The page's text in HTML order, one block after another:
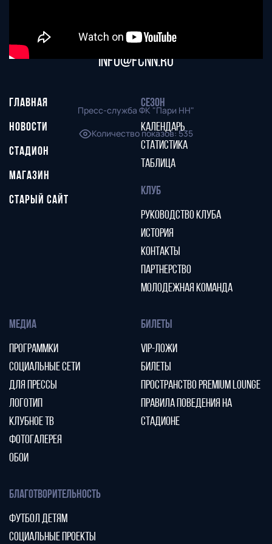
Пресс-служба ФК "Пари НН"
Количество показов:535
E-mail:
info@fcnn.ru
ГЛАВНАЯ
НОВОСТИ
СТАДИОН
МАГАЗИН
СТАРЫЙ САЙТ
СЕЗОН
КАЛЕНДАРЬ
СТАТИСТИКА
ТАБЛИЦА
КЛУБ
РУКОВОДСТВО КЛУБА
ИСТОРИЯ
КОНТАКТЫ
ПАРТНЕРСТВО
МОЛОДЕЖНАЯ КОМАНДА
МЕДИА
ПРОГРАММКИ
СОЦИАЛЬНЫЕ СЕТИ
ДЛЯ ПРЕССЫ
ЛОГОТИП
КЛУБНОЕ ТВ
ФОТОГАЛЕРЕЯ
ОБОИ
БИЛЕТЫ
VIP-ЛОЖИ
БИЛЕТЫ
ПРОСТРАНСТВО PREMIUM LOUNGE
ПРАВИЛА ПОВЕДЕНИЯ НА
СТАДИОНЕ
БЛАГОТВОРИТЕЛЬНОСТЬ
ФУТБОЛ ДЕТЯМ
СОЦИАЛЬНЫЕ ПРОЕКТЫ